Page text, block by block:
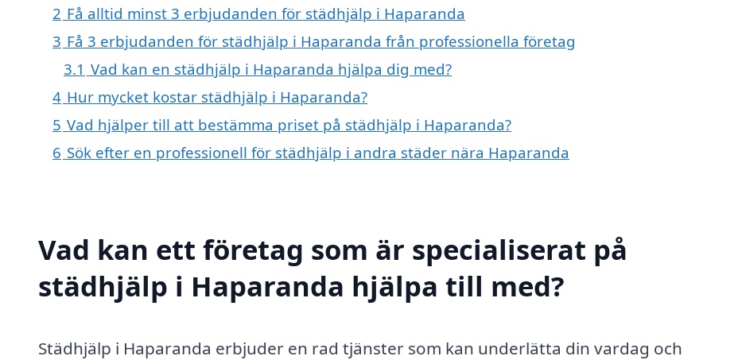
2 Få alltid minst 3 erbjudanden för städhjälp i Haparanda
3 Få 3 erbjudanden för städhjälp i Haparanda från professionella företag
3.1 Vad kan en städhjälp i Haparanda hjälpa dig med?
4 Hur mycket kostar städhjälp i Haparanda?
5 Vad hjälper till att bestämma priset på städhjälp i Haparanda?
6 Sök efter en professionell för städhjälp i andra städer nära Haparanda
Vad kan ett företag som är specialiserat på
städhjälp i Haparanda hjälpa till med?
Städhjälp i Haparanda erbjuder en rad tjänster som kan underlätta din vardag och